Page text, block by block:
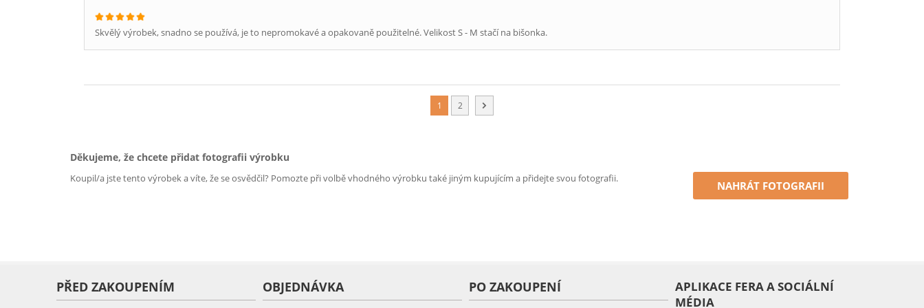
Skvělý výrobek, snadno se používá, je to nepromokavé a opakovaně použitelné. Velikost S - M stačí na bišonka.
1 2
Děkujeme, že chcete přidat fotografii výrobku
Koupil/a jste tento výrobek a víte, že se osvědčil? Pomozte při volbě vhodného výrobku také jiným kupujícím a přidejte svou fotografii.
NAHRÁT FOTOGRAFII
PŘED ZAKOUPENÍM OBJEDNÁVKA PO ZAKOUPENÍ
APLIKACE FERA A SOCIÁLNÍ
MÉDIA